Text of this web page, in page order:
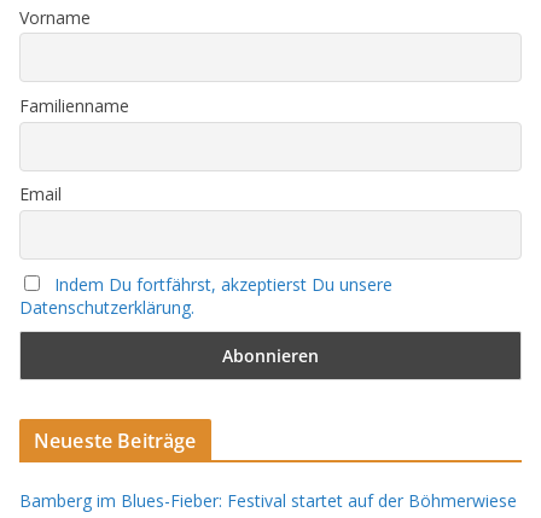
Vorname
Familienname
Email
Indem Du fortfährst, akzeptierst Du unsere
Datenschutzerklärung.
Neueste Beiträge
Bamberg im Blues-Fieber: Festival startet auf der Böhmerwiese